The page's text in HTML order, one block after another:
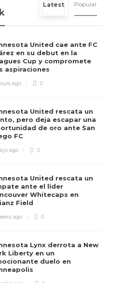
Latest Popular
United cae ante FC
en su debut en la
Cup y compromete
aspiraciones
ago 0
United rescata un
pero deja escapar una
de oro ante San
FC
ago 0
United rescata un
ante el líder
Whitecaps en
Field
ago 0
Lynx derrota a New
Liberty en un
duelo en